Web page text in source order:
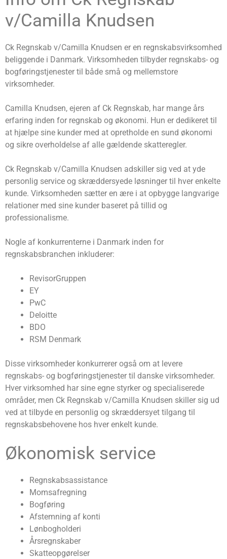
v/Camilla Knudsen
Ck Regnskab v/Camilla Knudsen er en regnskabsvirksomhed
beliggende i Danmark. Virksomheden tilbyder regnskabs- og
bogføringstjenester til både små og mellemstore
virksomheder.
Camilla Knudsen, ejeren af Ck Regnskab, har mange års
erfaring inden for regnskab og økonomi. Hun er dedikeret til
at hjælpe sine kunder med at opretholde en sund økonomi
og sikre overholdelse af alle gældende skatteregler.
Ck Regnskab v/Camilla Knudsen adskiller sig ved at yde
personlig service og skræddersyede løsninger til hver enkelte
kunde. Virksomheden sætter en ære i at opbygge langvarige
relationer med sine kunder baseret på tillid og
professionalisme.
Nogle af konkurrenterne i Danmark inden for
regnskabsbranchen inkluderer:
RevisorGruppen
EY
PwC
Deloitte
BDO
RSM Denmark
Disse virksomheder konkurrerer også om at levere
regnskabs- og bogføringstjenester til danske virksomheder.
Hver virksomhed har sine egne styrker og specialiserede
områder, men Ck Regnskab v/Camilla Knudsen skiller sig ud
ved at tilbyde en personlig og skræddersyet tilgang til
regnskabsbehovene hos hver enkelt kunde.
Økonomisk service
Regnskabsassistance
Momsafregning
Bogføring
Afstemning af konti
Lønbogholderi
Årsregnskaber
Skatteopgørelser